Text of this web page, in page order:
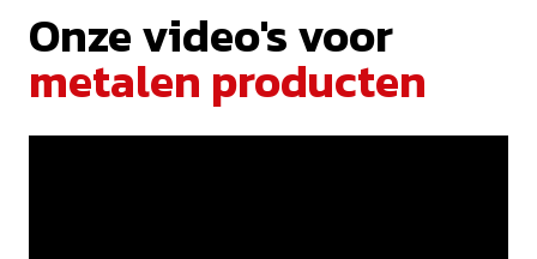
Onze video's voor
metalen producten